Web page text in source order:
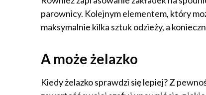
parownicy. Kolejnym elementem, który
maksymalnie kilka sztuk odzieży, a
A może żelazko
Kiedy żelazko sprawdzi się lepiej? Z